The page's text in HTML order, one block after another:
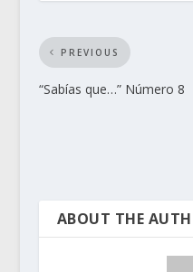
PREVIOUS
“Sabías que…” Número 8
ABOUT THE